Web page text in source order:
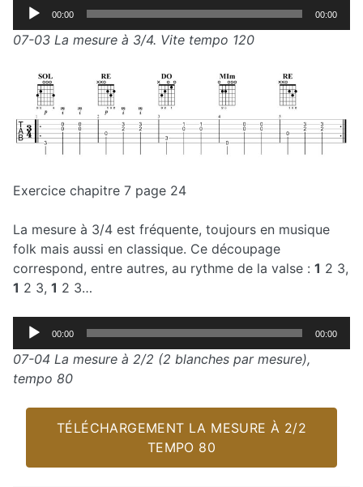
Lecteur
audio
00:00 00:00
07-03 La mesure à 3/4. Vite tempo 120
Exercice chapitre 7 page 24
La mesure à 3/4 est fréquente, toujours en musique
folk mais aussi en classique. Ce découpage
correspond, entre autres, au rythme de la valse : 1 2 3,
1 2 3, 1 2 3…
Lecteur
audio
00:00 00:00
07-04 La mesure à 2/2 (2 blanches par mesure),
tempo 80
TÉLÉCHARGEMENT LA MESURE À 2/2
TEMPO 80